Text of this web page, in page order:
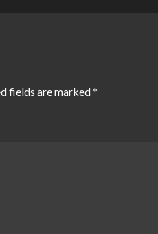
fields are marked*